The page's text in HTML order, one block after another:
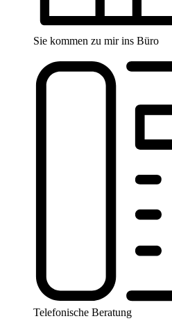
Sie kommen zu mir ins Büro
Telefonische Beratung